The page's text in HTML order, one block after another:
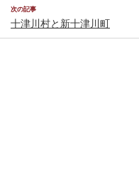
次の記事
十津川村と新十津川町